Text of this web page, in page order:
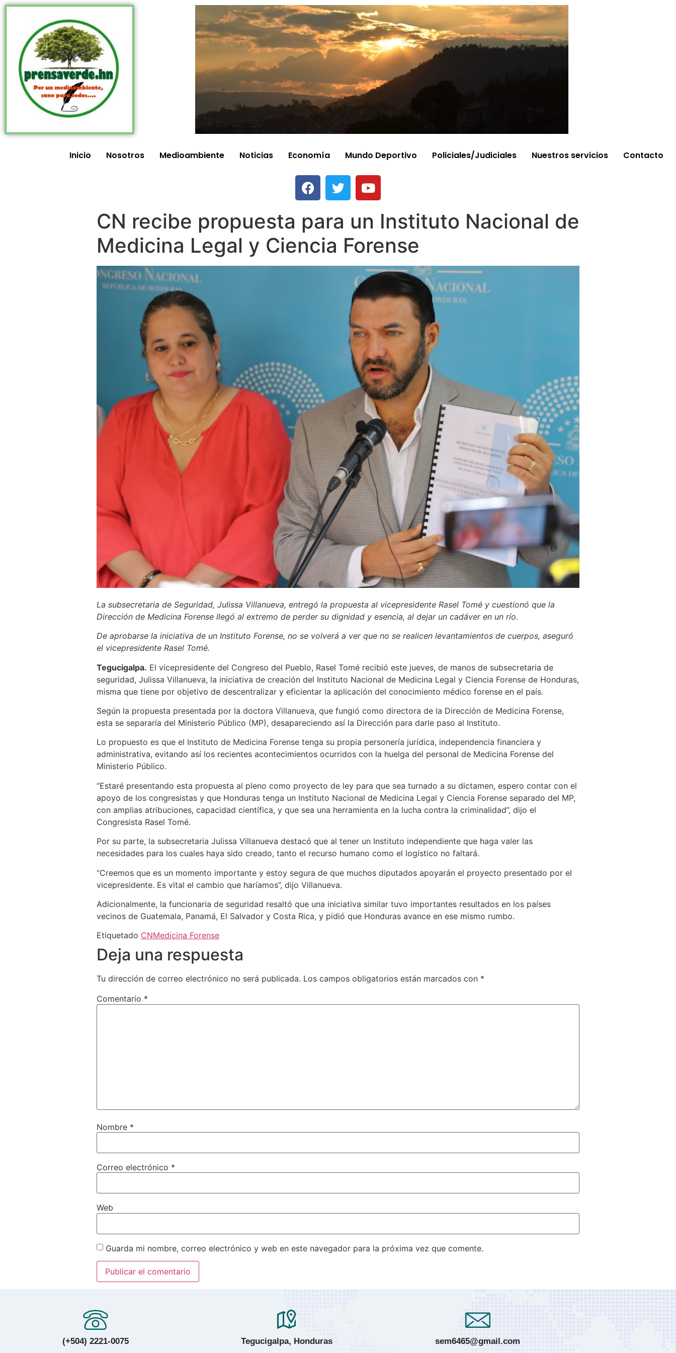
Inicio Nosotros Medioambiente Noticias Economía Mundo Deportivo Policiales/Judiciales Nuestros servicios Contacto
CN recibe propuesta para un Instituto Nacional de
Medicina Legal y Ciencia Forense
La subsecretaria de Seguridad, Julissa Villanueva, entregó la propuesta al vicepresidente Rasel Tomé y cuestionó que la
Dirección de Medicina Forense llegó al extremo de perder su dignidad y esencia, al dejar un cadáver en un río.
De aprobarse la iniciativa de un Instituto Forense, no se volverá a ver que no se realicen levantamientos de cuerpos, aseguró
el vicepresidente Rasel Tomé.
Tegucigalpa. El vicepresidente del Congreso del Pueblo, Rasel Tomé recibió este jueves, de manos de subsecretaria de
seguridad, Julissa Villanueva, la iniciativa de creación del Instituto Nacional de Medicina Legal y Ciencia Forense de Honduras,
misma que tiene por objetivo de descentralizar y eficientar la aplicación del conocimiento médico forense en el país.
Según la propuesta presentada por la doctora Villanueva, que fungió como directora de la Dirección de Medicina Forense,
esta se separaría del Ministerio Público (MP), desapareciendo así la Dirección para darle paso al Instituto.
Lo propuesto es que el Instituto de Medicina Forense tenga su propia personería jurídica, independencia financiera y
administrativa, evitando así los recientes acontecimientos ocurridos con la huelga del personal de Medicina Forense del
Ministerio Público.
“Estaré presentando esta propuesta al pleno como proyecto de ley para que sea turnado a su dictamen, espero contar con el
apoyo de los congresistas y que Honduras tenga un Instituto Nacional de Medicina Legal y Ciencia Forense separado del MP,
con amplias atribuciones, capacidad científica, y que sea una herramienta en la lucha contra la criminalidad”, dijo el
Congresista Rasel Tomé.
Por su parte, la subsecretaria Julissa Villanueva destacó que al tener un Instituto independiente que haga valer las
necesidades para los cuales haya sido creado, tanto el recurso humano como el logístico no faltará.
“Creemos que es un momento importante y estoy segura de que muchos diputados apoyarán el proyecto presentado por el
vicepresidente. Es vital el cambio que haríamos”, dijo Villanueva.
Adicionalmente, la funcionaria de seguridad resaltó que una iniciativa similar tuvo importantes resultados en los países
vecinos de Guatemala, Panamá, El Salvador y Costa Rica, y pidió que Honduras avance en ese mismo rumbo.
Etiquetado CNMedicina Forense
Deja una respuesta
Tu dirección de correo electrónico no será publicada. Los campos obligatorios están marcados con *
Comentario *
Nombre *
Correo electrónico *
Web
Guarda mi nombre, correo electrónico y web en este navegador para la próxima vez que comente.
(+504) 2221-0075 Tegucigalpa, Honduras sem6465@gmail.com